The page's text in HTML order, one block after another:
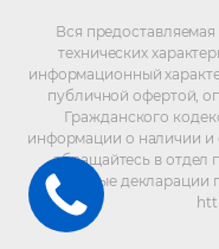
Вся
технических
информационный
публичной офертой,
Гражданского
информации о наличии и
обращайтесь в отдел
Проектные декларации